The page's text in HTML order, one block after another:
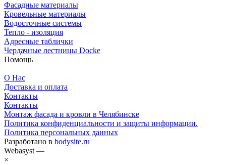
Фасадные материалы
Кровельные материалы
Водосточные системы
Тепло - изоляция
Адресные таблички
Чердачные лестницы Docke
Помощь
О Нас
Доставка и оплата
Контакты
Контакты
Монтаж фасада и кровли в Челябинске
Политика конфиденциальности и защиты информации.
Политика персональных данных
Разработано в bodysite.ru
Webasyst —
×